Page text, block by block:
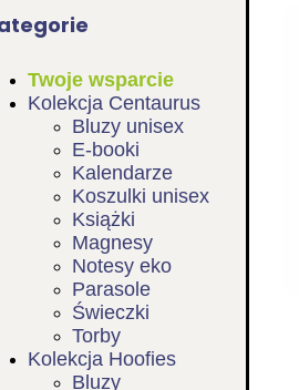
Twoje wsparcie
Kolekcja Centaurus
Bluzy unisex
E-booki
Kalendarze
Koszulki unisex
Książki
Magnesy
Notesy eko
Parasole
Świeczki
Torby
Kolekcja Hoofies
Bluzy